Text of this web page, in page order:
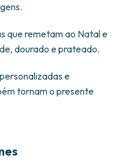
que remetam ao Natal e
dourado e prateado.
e
tornam o presente